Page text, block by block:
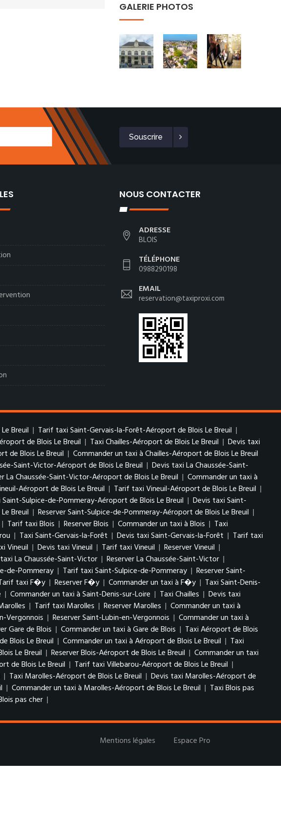
GALERIE PHOTOS
Souscrire
NOUS CONTACTER
ADRESSE
BLOIS
TÉLÉPHONE
0988290198
EMAIL
reservation@taxiproxi.com
Breuil | Tarif taxi Saint-Gervais-la-Forêt-Aéroport de Blois Le Breuil |
de Blois Le Breuil | Taxi Chailles-Aéroport de Blois Le Breuil | Devis taxi
de Blois Le Breuil | Commander un taxi à Chailles-Aéroport de Blois Le Breuil
Saint-Victor-Aéroport de Blois Le Breuil | Devis taxi La Chaussée-Saint-
La Chaussée-Saint-Victor-Aéroport de Blois Le Breuil | Commander un taxi à
Aéroport de Blois Le Breuil | Tarif taxi Vineuil-Aéroport de Blois Le Breuil |
Saint-Sulpice-de-Pommeray-Aéroport de Blois Le Breuil | Devis taxi Saint-
Breuil | Reserver Saint-Sulpice-de-Pommeray-Aéroport de Blois Le Breuil |
| Tarif taxi Blois | Reserver Blois | Commander un taxi à Blois | Taxi
| Taxi Saint-Gervais-la-Forêt | Devis taxi Saint-Gervais-la-Forêt | Tarif taxi
Vineuil | Devis taxi Vineuil | Tarif taxi Vineuil | Reserver Vineuil |
La Chaussée-Saint-Victor | Reserver La Chaussée-Saint-Victor |
de-Pommeray | Tarif taxi Saint-Sulpice-de-Pommeray | Reserver Saint-
taxi F�y | Reserver F�y | Commander un taxi à F�y | Taxi Saint-Denis-
| Commander un taxi à Saint-Denis-sur-Loire | Taxi Chailles | Devis taxi
| Tarif taxi Marolles | Reserver Marolles | Commander un taxi à
Vergonnois | Reserver Saint-Lubin-en-Vergonnois | Commander un taxi à
Gare de Blois | Commander un taxi à Gare de Blois | Taxi Aéroport de Blois
Blois Le Breuil | Commander un taxi à Aéroport de Blois Le Breuil | Taxi
Le Breuil | Reserver Blois-Aéroport de Blois Le Breuil | Commander un taxi
de Blois Le Breuil | Tarif taxi Villebarou-Aéroport de Blois Le Breuil |
| Taxi Marolles-Aéroport de Blois Le Breuil | Devis taxi Marolles-Aéroport de
| Commander un taxi à Marolles-Aéroport de Blois Le Breuil | Taxi Blois pas
pas cher |
Mentions légales Espace Pro